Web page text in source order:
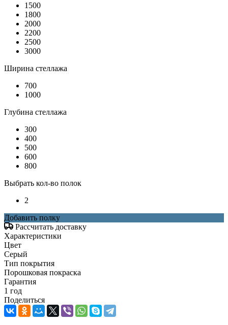
1500
1800
2000
2200
2500
3000
Ширина стеллажа
700
1000
Глубина стеллажа
300
400
500
600
800
Выбрать кол-во полок
2
Добавить полку
Рассчитать доставку
Характеристики
Цвет
Серый
Тип покрытия
Порошковая покраска
Гарантия
1 год
Поделиться